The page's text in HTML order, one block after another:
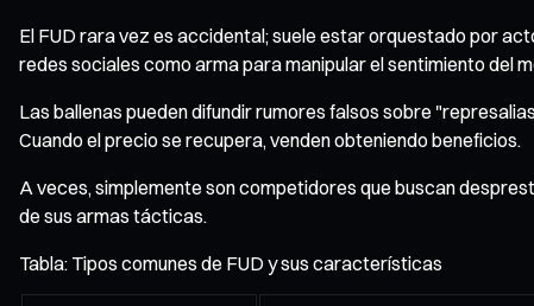
El FUD rara vez es accidental; suele estar orquestado por
redes sociales como arma para manipular el sentimiento del
Las ballenas pueden difundir rumores falsos sobre
Cuando el precio se recupera, venden obteniendo beneficios.
A veces, simplemente son competidores que buscan
de sus armas tácticas.
Tabla: Tipos comunes de FUD y sus características